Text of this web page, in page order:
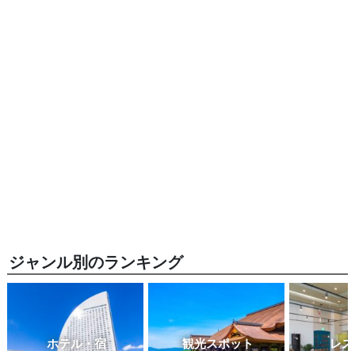
ジャンル別のランキング
ホテル・宿 観光スポット レ